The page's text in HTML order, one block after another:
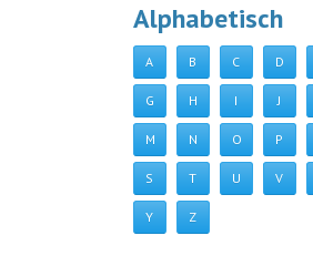
Alphabetisch
A B C D
G H I J
M N O P
S T U V
Y Z